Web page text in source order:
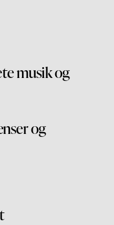
musik og
og